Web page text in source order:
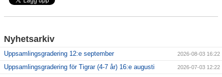
Nyhetsarkiv
Uppsamlingsgradering 12:e september 2026-08-03 16:22
Uppsamlingsgradering för Tigrar (4-7 år) 16:e augusti 2026-07-03 12:22